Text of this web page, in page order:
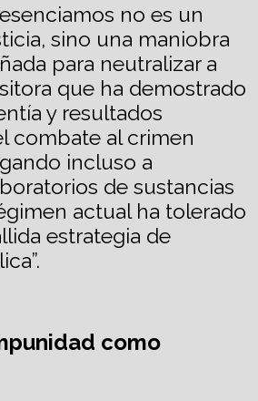
no es un
sino una maniobra
para neutralizar a
que ha demostrado
y resultados
combate al crimen
incluso a
de sustancias
actual ha tolerado
estrategia de
como